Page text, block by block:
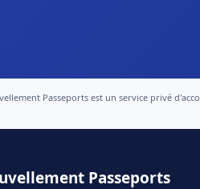
Passeports est un service privé
Passeports